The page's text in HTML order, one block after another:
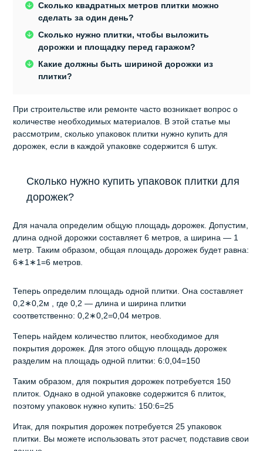
Сколько квадратных метров плитки можно
сделать за один день?
Сколько нужно плитки, чтобы выложить
дорожки и площадку перед гаражом?
Какие должны быть шириной дорожки из
плитки?
При строительстве или ремонте часто возникает вопрос о
количестве необходимых материалов. В этой статье мы
рассмотрим, сколько упаковок плитки нужно купить для
дорожек, если в каждой упаковке содержится 6 штук.
Сколько нужно купить упаковок плитки для
дорожек?
Для начала определим общую площадь дорожек. Допустим,
длина одной дорожки составляет 6 метров, а ширина — 1
метр. Таким образом, общая площадь дорожек будет равна:
6∗1∗1=6 метров.
Теперь определим площадь одной плитки. Она составляет
0,2∗0,2м , где 0,2 — длина и ширина плитки
соответственно: 0,2∗0,2=0,04 метров.
Теперь найдем количество плиток, необходимое для
покрытия дорожек. Для этого общую площадь дорожек
разделим на площадь одной плитки: 6:0,04=150
Таким образом, для покрытия дорожек потребуется 150
плиток. Однако в одной упаковке содержится 6 плиток,
поэтому упаковок нужно купить: 150:6=25
Итак, для покрытия дорожек потребуется 25 упаковок
плитки. Вы можете использовать этот расчет, подставив свои